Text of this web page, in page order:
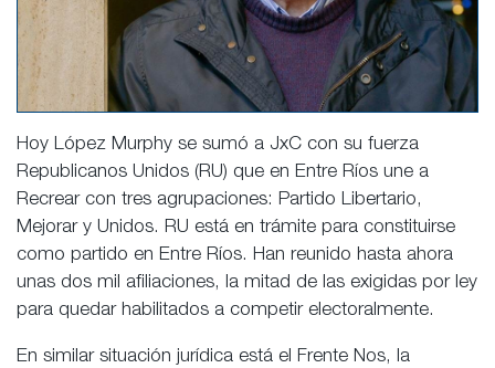
Hoy López Murphy se sumó a JxC con su fuerza
Republicanos Unidos (RU) que en Entre Ríos une a
Recrear con tres agrupaciones: Partido Libertario,
Mejorar y Unidos. RU está en trámite para constituirse
como partido en Entre Ríos. Han reunido hasta ahora
unas dos mil afiliaciones, la mitad de las exigidas por ley
para quedar habilitados a competir electoralmente.
En similar situación jurídica está el Frente Nos, la